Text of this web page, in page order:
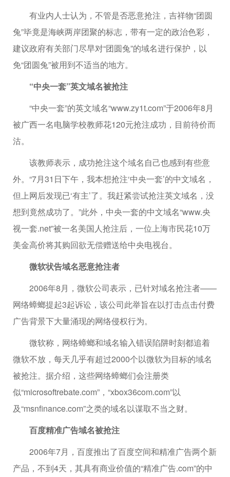
有业内人士认为，不管是否恶意抢注，吉祥物“团圆
兔”毕竟是海峡两岸团聚的标志，带有一定的政治色彩，
建议政府有关部门尽早对“团圆兔”的域名进行保护，以
免“团圆兔”被用到不适当的地方。
“中央一套”英文域名被抢注
“中央一套”的英文域名“www.zy1t.com”于2006年8月
被广西一名电脑学校教师花120元抢注成功，目前待价而
沽。
该教师表示，成功抢注这个域名自己也感到有些意
外。“7月31日下午，我本想抢注‘中央一套’的中文域名，
但上网后发现已‘有主’了。我赶紧尝试抢注英文域名，没
想到竟然成功了。”此外，中央一套的中文域名“www.央
视一套.net”被一名美国人抢注后，一位上海市民花10万
美金高价将其购回欲无偿赠送给中央电视台。
微软状告域名恶意抢注者
2006年8月，微软公司表示，已针对域名抢注者——
网络蟑螂提起3起诉讼，该公司此举旨在以打击点击付费
广告背景下大量涌现的网络侵权行为。
微软称，网络蟑螂和域名输入错误陷阱时刻都追着
微软不放，每天几乎有超过2000个以微软为目标的域名
被抢注。据介绍，这些网络蟑螂们会注册类
似“microsoftrebate.com”，“xbox36com.com”以
及“msnfinance.com”之类的域名以谋取不当之财。
百度精准广告域名被抢注
2006年7月，百度推出了百度空间和精准广告两个新
产品，不到4天，其具有商业价值的“精准广告.com”的中